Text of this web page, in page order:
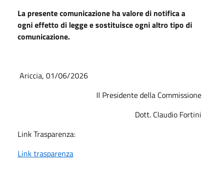
La presente comunicazione ha valore di notifica a
ogni effetto di legge e sostituisce ogni altro tipo di
comunicazione.
Ariccia, 01/06/2026
Il Presidente della Commissione
Dott. Claudio Fortini
Link Trasparenza:
Link trasparenza